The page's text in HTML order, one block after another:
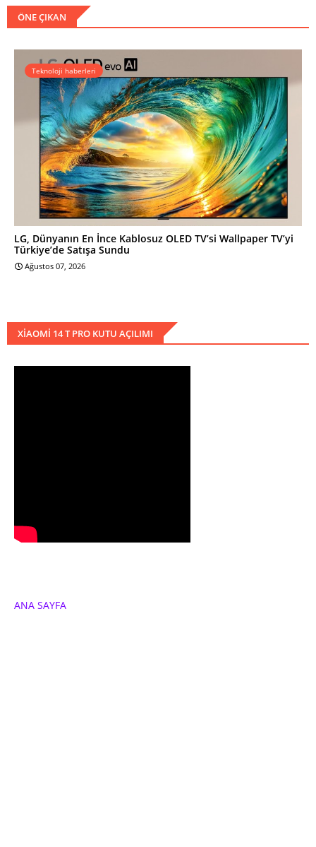
ÖNE ÇIKAN
Teknoloji haberleri
LG, Dünyanın En İnce Kablosuz OLED TV’si Wallpaper TV’yi
Türkiye’de Satışa Sundu
Ağustos 07, 2026
XIAOMI 14 T PRO KUTU AÇILIMI
ANA SAYFA